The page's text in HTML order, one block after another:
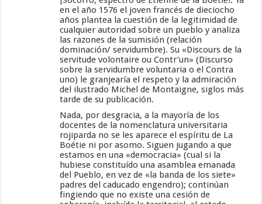
en el año 1576 el joven francés de dieciocho
años plantea la cuestión de la legitimidad de
cualquier autoridad sobre un pueblo y analiza
las razones de la sumisión (relación
dominación/ servidumbre). Su «Discours de la
servitude volontaire ou Contr’un» (Discurso
sobre la servidumbre voluntaria o el Contra
uno) le granjearía el respeto y la admiración
del ilustrado Michel de Montaigne, siglos más
tarde de su publicación.
Nada, por desgracia, a la mayoría de los
docentes de la nomenclatura universitaria
rojiparda no se les aparece el espíritu de La
Boétie ni por asomo. Siguen jugando a que
estamos en una «democracia» (cual si la
hubiese constituído una asamblea emanada
del Pueblo, en vez de «la banda de los siete»
padres del caducado engendro); continúan
fingiendo que no existe una cesión de